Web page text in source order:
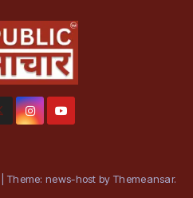
Theme: news-host by Themeansar.